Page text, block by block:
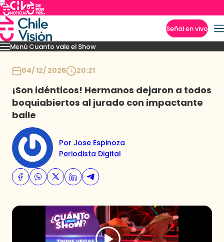
Señal en vivo
Menú Cuanto vale el Show
Momentos Presentaciones Capítulos Casting Noticias
04/ 12/ 2025 20:21
¡Son idénticos! Hermanos dejaron a todos
boquiabiertos al jurado con impactante
baile
Por Jose Espinoza
Periodista Digital
Imperdibles
Programas